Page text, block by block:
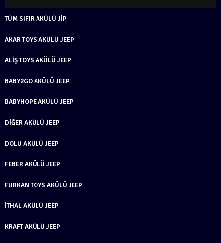
TÜM SIFIR AKÜLÜ JIP
AKAR TOYS AKÜLÜ JEEP
ALIŞ TOYS AKÜLÜ JEEP
BABY2GO AKÜLÜ JEEP
BABYHOPE AKÜLÜ JEEP
DIĞER AKÜLÜ JEEP
DOLU AKÜLÜ JEEP
FEBER AKÜLÜ JEEP
FURKAN TOYS AKÜLÜ JEEP
İTHAL AKÜLÜ JEEP
KRAFT AKÜLÜ JEEP